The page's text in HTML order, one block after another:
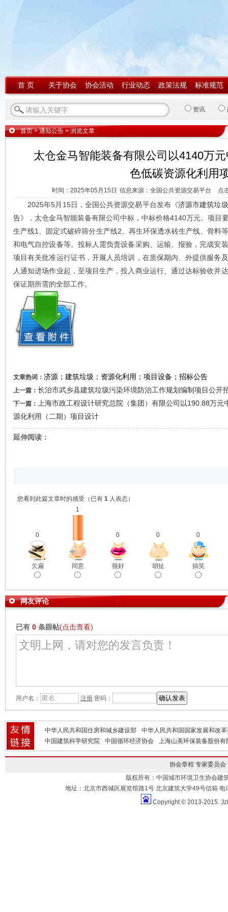
首 页 关于协会 协会活动 行业动态 政策法规 标准规范
资讯
首页>通知公告 > 浏览文章
太仓金马智能装备有限公司以4140万
色低碳资源化利用
时间：2025年05月15日 信息来源：全国公共资源交易平台 点
2025年5月15日，全国公共资源交易平台发布《济源市建筑垃
告》，太仓金马智能装备有限公司中标，中标价格4140万元。项目
生产线1、固定式破碎筛分生产线2、再生环保透水砖生产线、骨料
和电气自控设备等。投标人需负责设备采购、运输、报验，完成安
项目有关批准运行证书，开展人员培训，在质保期内、外提供服务
人通知进场作业起，至项目生产，投入商业运行、通过达标验收并
保证期所需的全部工作。
文章热词： 济源；建筑垃圾；资源化利用；项目设备；招标公告
上一篇： 长治市武乡县建筑垃圾污染环境防治工作规划编制项目公开
下一篇：
上海市政工程设计研究总院（集团）有限公司以190.88万
源化利用（二期）项目设计
延伸阅读：
您看到此篇文章时的感受 （已有 1 人表态）
0
欠扁
1
同意
0
很好
0
胡扯
0
搞笑
网友评论
已有 0 条跟帖(点击查看)
用户名： 注册 密码：
中华人民共和国住房和城乡建设部
中华人民共和国国家发展和改
中国建筑科学研究院
中国循环经济协会 上海山美环保装备股份有
协会章程 专家委员会
版权所有：中国城市环境卫生协会建
地址：北京市西城区展览馆路1号 北京建筑大学49号信箱
Copyright © 2013-2015.